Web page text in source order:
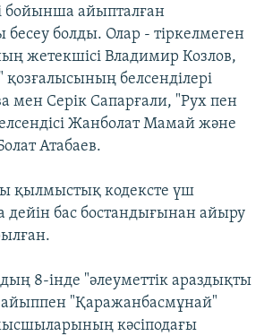
бойынша айыпталған
болды. Олар - тіркелмеген
жетекшісі Владимир Козлов,
белсенділері
мен Серік Сапарғали, "Рух пен
Жанболат Мамай және
Атабаев.
қылмыстық кодексте үш
бас бостандығынан айыру
8-інде "әлеуметтік араздықты
"Қаражанбасмұнай"
кәсіподағы